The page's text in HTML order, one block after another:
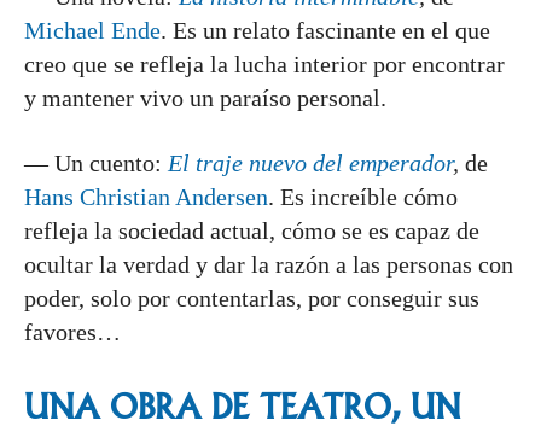
Michael Ende. Es un relato fascinante en el que
creo que se refleja la lucha interior por encontrar
y mantener vivo un paraíso personal.
— Un cuento: El traje nuevo del emperador, de
Hans Christian Andersen. Es increíble cómo
refleja la sociedad actual, cómo se es capaz de
ocultar la verdad y dar la razón a las personas con
poder, solo por contentarlas, por conseguir sus
favores…
UNA OBRA DE TEATRO, UN